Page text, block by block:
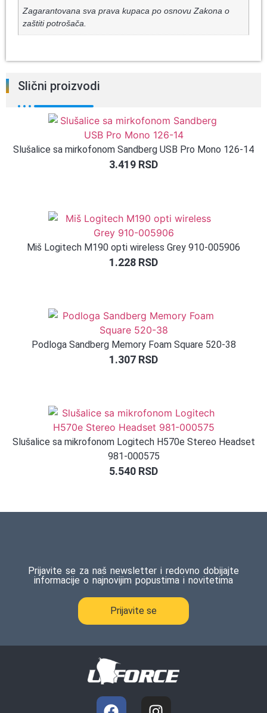
Zagarantovana sva prava kupaca po osnovu Zakona o
zaštiti potrošača.
Slični proizvodi
Slušalice sa mirkofonom Sandberg USB Pro Mono 126-14
3.419 RSD
Miš Logitech M190 opti wireless Grey 910-005906
1.228 RSD
Podloga Sandberg Memory Foam Square 520-38
1.307 RSD
Slušalice sa mikrofonom Logitech H570e Stereo Headset
981-000575
5.540 RSD
Prijavite se za naš newsletter i redovno dobijajte
informacije o najnovijim popustima i novitetima
Prijavite se